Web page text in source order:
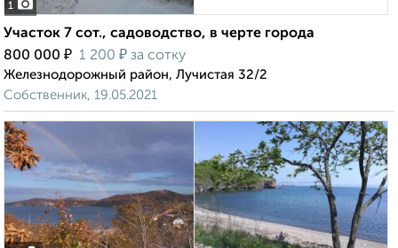
1
Участок 7 сот., садоводство, в черте города
800 000 ₽ 1 200 ₽ за сотку
Железнодорожный район, Лучистая 32/2
Собственник, 19.05.2021